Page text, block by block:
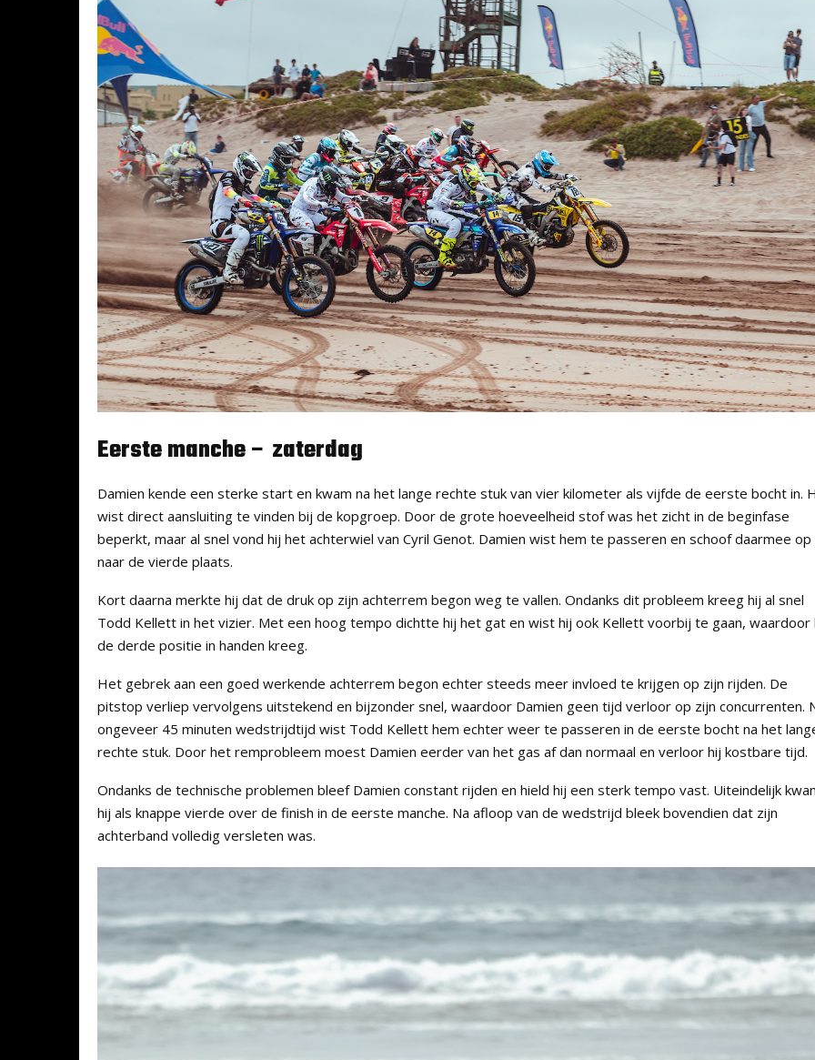
Eerste manche – zaterdag
Damien kende een sterke start en kwam na het lange rechte stuk van vier kilometer als vijfde de eerste bocht in.
wist direct aansluiting te vinden bij de kopgroep. Door de grote hoeveelheid stof was het zicht in de beginfase
beperkt, maar al snel vond hij het achterwiel van Cyril Genot. Damien wist hem te passeren en schoof daarmee op
naar de vierde plaats.
Kort daarna merkte hij dat de druk op zijn achterrem begon weg te vallen. Ondanks dit probleem kreeg hij al snel
Todd Kellett in het vizier. Met een hoog tempo dichtte hij het gat en wist hij ook Kellett voorbij te gaan, waardoor
de derde positie in handen kreeg.
Het gebrek aan een goed werkende achterrem begon echter steeds meer invloed te krijgen op zijn rijden. De
pitstop verliep vervolgens uitstekend en bijzonder snel, waardoor Damien geen tijd verloor op zijn concurrenten.
ongeveer 45 minuten wedstrijdtijd wist Todd Kellett hem echter weer te passeren in de eerste bocht na het
rechte stuk. Door het remprobleem moest Damien eerder van het gas af dan normaal en verloor hij kostbare tijd.
Ondanks de technische problemen bleef Damien constant rijden en hield hij een sterk tempo vast. Uiteindelijk
hij als knappe vierde over de finish in de eerste manche. Na afloop van de wedstrijd bleek bovendien dat zijn
achterband volledig versleten was.